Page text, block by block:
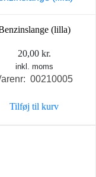
(lilla)
20,00 kr.
inkl. moms
00210005
Tilføj til kurv